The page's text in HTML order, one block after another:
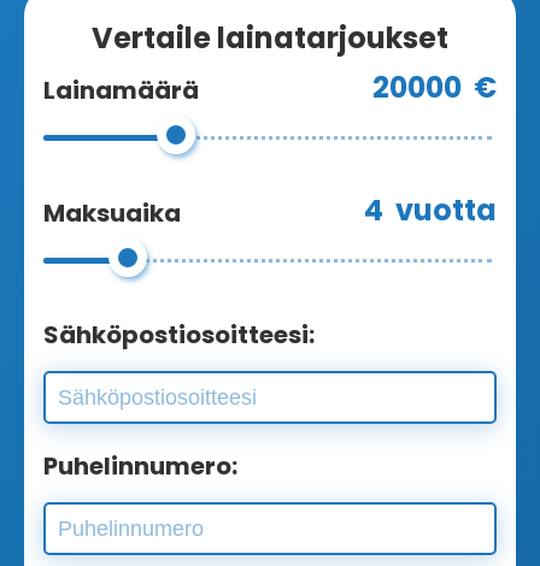
Vertaile lainatarjoukset
Lainamäärä 20000 €
Maksuaika 4 vuotta
Sähköpostiosoitteesi:
Puhelinnumero: